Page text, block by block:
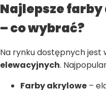
Najlepsze
– co wybrać?
Na rynku dostępnych jest
elewacyjnych.
Farby akrylowe –